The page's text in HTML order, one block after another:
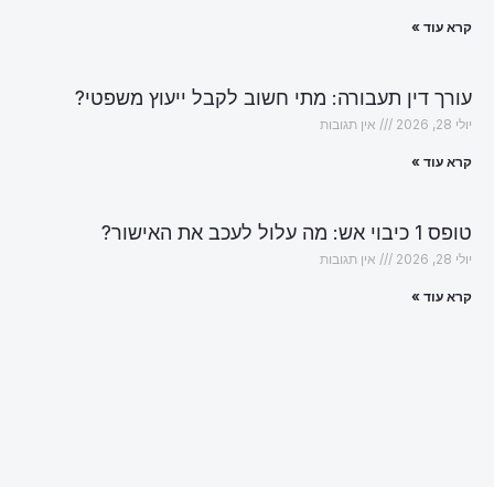
קרא עוד »
עורך דין תעבורה: מתי חשוב לקבל ייעוץ משפטי?
יולי 28, 2026 אין תגובות
קרא עוד »
טופס 1 כיבוי אש: מה עלול לעכב את האישור?
יולי 28, 2026 אין תגובות
קרא עוד »